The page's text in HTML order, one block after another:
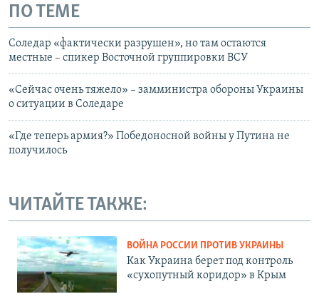
ПО ТЕМЕ
Соледар «фактически разрушен», но там остаются
местные – спикер Восточной группировки ВСУ
«Сейчас очень тяжело» – замминистра обороны Украины
о ситуации в Соледаре
«Где теперь армия?» Победоносной войны у Путина не
получилось
ЧИТАЙТЕ ТАКЖЕ:
ВОЙНА РОССИИ ПРОТИВ УКРАИНЫ
Как Украина берет под контроль
«сухопутный коридор» в Крым